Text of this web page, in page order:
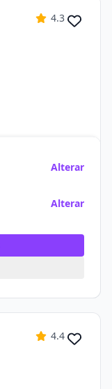
4.3
Alterar
Alterar
4.4